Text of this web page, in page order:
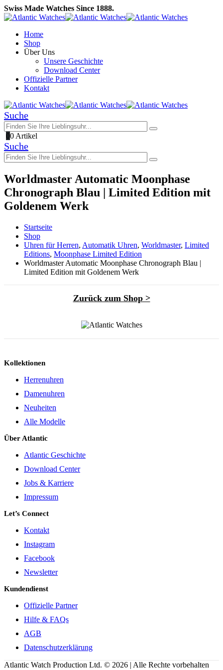
Swiss Made Watches Since 1888.
Home
Shop
Über Uns
Unsere Geschichte
Download Center
Offizielle Partner
Kontakt
Suche
00 Artikel
Suche
Worldmaster Automatic Moonphase
Chronograph Blau | Limited Edition mit
Goldenem Werk
Startseite
Shop
Uhren für Herren, Automatik Uhren, Worldmaster, Limited
Editions, Moonphase Limited Edition
Worldmaster Automatic Moonphase Chronograph Blau |
Limited Edition mit Goldenem Werk
Zurück zum Shop >
Kollektionen
Herrenuhren
Damenuhren
Neuheiten
Alle Modelle
Über Atlantic
Atlantic Geschichte
Download Center
Jobs & Karriere
Impressum
Let’s Connect
Kontakt
Instagram
Facebook
Newsletter
Kundendienst
Offizielle Partner
Hilfe & FAQs
AGB
Datenschutzerklärung
Atlantic Watch Production Ltd. © 2026 | Alle Rechte vorbehalten